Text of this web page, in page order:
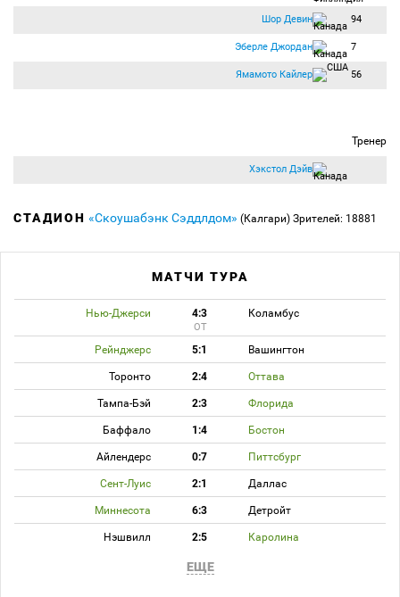
Шор Девин 94
Эберле Джордан 7
Ямамото Кайлер 56
Тренер
Хэкстол Дэйв
СТАДИОН «Скоушабэнк Сэддлдом» (Калгари) Зрителей: 18881
МАТЧИ ТУРА
Нью-Джерси 4:3 Коламбус
ОТ
Рейнджерс 5:1 Вашингтон
Торонто 2:4 Оттава
Тампа-Бэй 2:3 Флорида
Баффало 1:4 Бостон
Айлендерс 0:7 Питтсбург
Сент-Луис 2:1 Даллас
Миннесота 6:3 Детройт
Нэшвилл 2:5 Каролина
ЕЩЕ